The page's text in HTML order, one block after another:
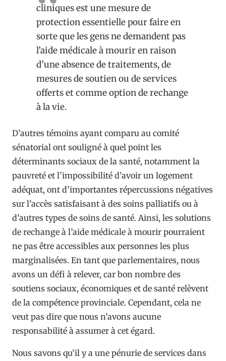
cliniques est une mesure de
protection essentielle pour faire en
sorte que les gens ne demandent pas
l’aide médicale à mourir en raison
d’une absence de traitements, de
mesures de soutien ou de services
offerts et comme option de rechange
à la vie.
D’autres témoins ayant comparu au comité
sénatorial ont souligné à quel point les
déterminants sociaux de la santé, notamment la
pauvreté et l’impossibilité d’avoir un logement
adéquat, ont d’importantes répercussions négatives
sur l’accès satisfaisant à des soins palliatifs ou à
d’autres types de soins de santé. Ainsi, les solutions
de rechange à l’aide médicale à mourir pourraient
ne pas être accessibles aux personnes les plus
marginalisées. En tant que parlementaires, nous
avons un défi à relever, car bon nombre des
soutiens sociaux, économiques et de santé relèvent
de la compétence provinciale. Cependant, cela ne
veut pas dire que nous n’avons aucune
responsabilité à assumer à cet égard.
Nous savons qu’il y a une pénurie de services dans